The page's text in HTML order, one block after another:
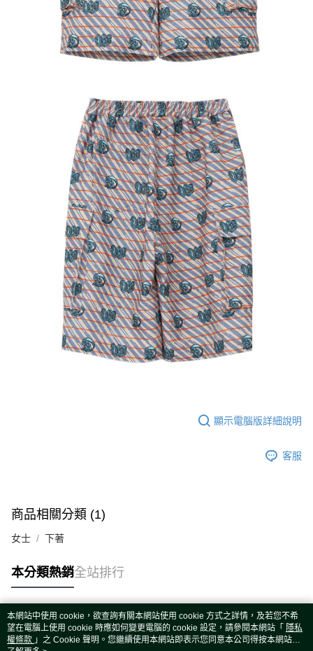
顯示電腦版詳細說明
客服
商品相關分類 (1)
女士 下著
本分類熱銷全站排行
熱門標籤
本網站中使用 cookie，欲查詢有關本網站使用 cookie 方式之詳情，及若您不希
望在電腦上使用 cookie 時應如何變更電腦的 cookie 設定，請參閱本網站「 隱私
權條款 」之 Cookie 聲明。您繼續使用本網站即表示您同意本公司得按本網站使